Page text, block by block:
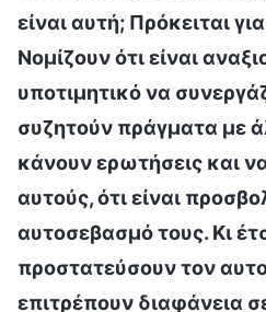
είναι αυτή; Πρόκειται
Νομίζουν ότι είναι
υποτιμητικό να
συζητούν πράγματα με
κάνουν ερωτήσεις και
αυτούς, ότι είναι
αυτοσεβασμό τους. Κι
προστατεύσουν τον
επιτρέπουν διαφάνεια